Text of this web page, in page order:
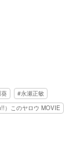
永瀬正敏
）このヤロウ MOVIE